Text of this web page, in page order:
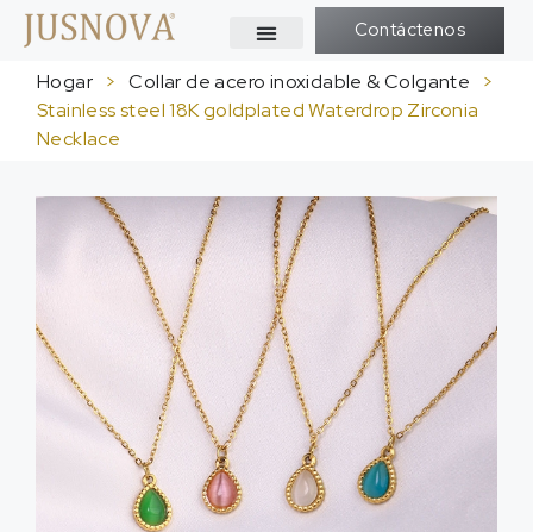
Contáctenos
Hogar > Collar de acero inoxidable & Colgante
>
Stainless steel 18K goldplated Waterdrop Zirconia
Necklace